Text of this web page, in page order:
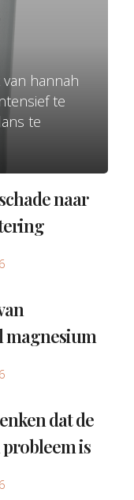
hannah
te
te
naar
magnesium
dat de
is